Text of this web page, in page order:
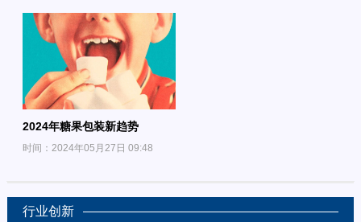
2024年糖果包装新趋势
时间：2024年05月27日 09:48
行业创新